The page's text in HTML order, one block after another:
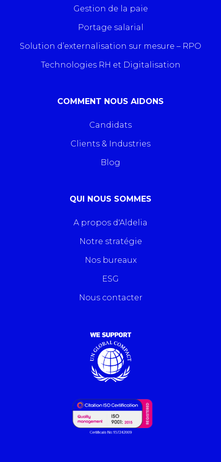
Gestion de la paie
Portage salarial
Solution d’externalisation sur mesure – RPO
Technologies RH et Digitalisation
COMMENT NOUS AIDONS
Candidats
Clients & Industries
Blog
QUI NOUS SOMMES
A propos d'Aldelia
Notre stratégie
Nos bureaux
ESG
Nous contacter